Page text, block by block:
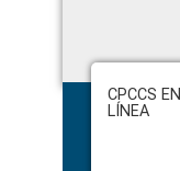
Footer
CPCCS EN
LÍNEA